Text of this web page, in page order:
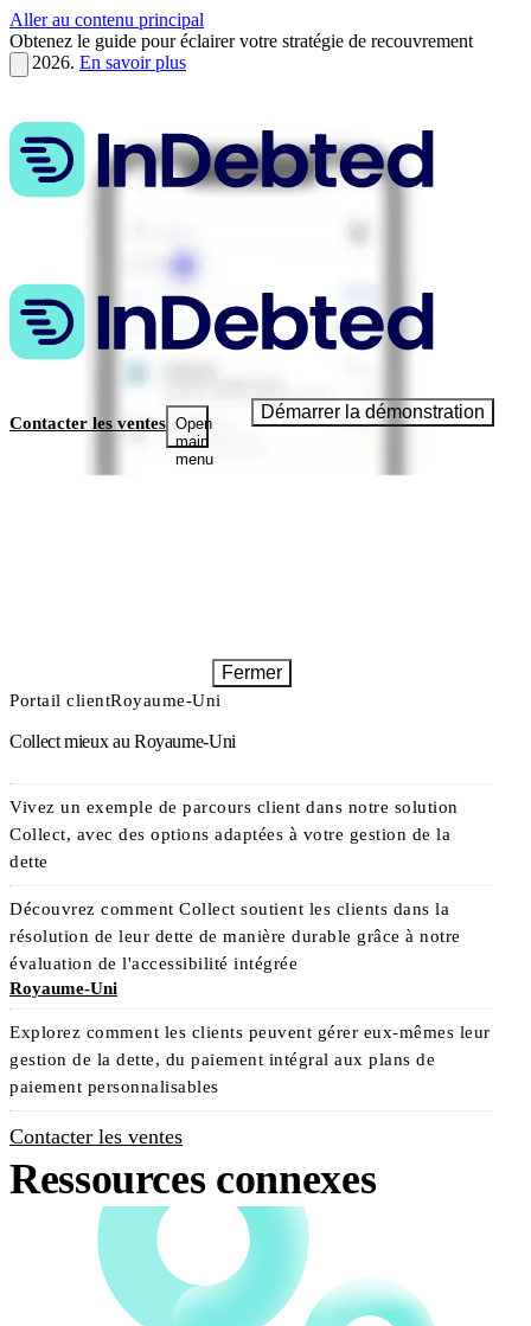
Aller au contenu principal
Obtenez le guide pour éclairer votre stratégie de recouvrement
en 2026. En savoir plus
Contacter les ventes Open
main
menu
Démarrer la démonstration
Fermer
Portail clientRoyaume-Uni
Collect mieux au Royaume-Uni
Vivez un exemple de parcours client dans notre solution
Collect, avec des options adaptées à votre gestion de la
dette
Découvrez comment Collect soutient les clients dans la
résolution de leur dette de manière durable grâce à notre
évaluation de l'accessibilité intégrée
Royaume-Uni
Explorez comment les clients peuvent gérer eux-mêmes leur
gestion de la dette, du paiement intégral aux plans de
paiement personnalisables
Contacter les ventes
Ressources connexes